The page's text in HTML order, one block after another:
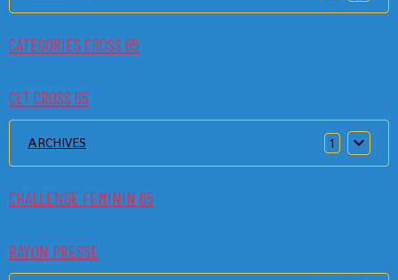
CATEGORIES CROSS 65
CLT CROSS 65
ARCHIVES 1
CHALLENGE FEMININ 65
RAYON PRESSE